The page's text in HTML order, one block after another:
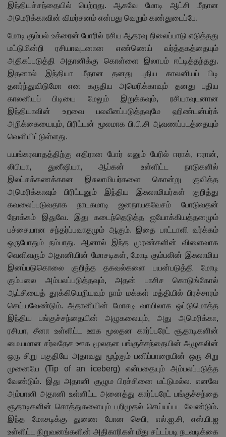
இந்தியச்சந்தையில் பெற்றது. ஆகவே மோடி ஆட்சி மீதான
அமெரிக்காவின் விமர்சனம் என்பது வெறும் கண்துடைப்பே.
மோடி கும்பல் உக்ரைன் போரில் ரசிய ஆதரவு நிலைப்பாடு எடுத்தது
மட்டுமின்றி ரசியாவுடனான எண்ணெய் வர்த்தகத்தையும்
அதிகப்படுத்தி அதானிக்கு கொள்ளை இலாபம் ஈட்டித்தந்தது.
இதனால் இந்தியா மீதான தனது புதிய காலனியப் பிடி
தளர்ந்துவிடுமோ என கருதிய அமெரிக்காவும் தனது புதிய
காலனியப் பிடியை மேலும் இறுக்கவும், ரசியாவுடனான
இந்தியாவின் உறவை பலவீனப்படுத்தவுமே ஹிண்டன்பர்க்
அறிக்கையையும், பிரிட்டன் மூலமாக பி.பி.சி ஆவணப்படத்தையும்
வெளியிட்டுள்ளது.
பயங்கரவாதத்திற்கு எதிரான போர் எனும் பேரில் ஈராக், ஈரான்,
லிபியா, துனீஷியா, ஆப்கன் உள்ளிட்ட நாடுகளில்
இலட்சக்கணக்கான இசுலாமியர்களை கொன்று குவித்த
அமெரிக்காவும் பிரிட்டனும் இந்திய இசுலாமியர்கள் குறித்து
கவலைப்படுவதாக நாடகமாடி ஜனநாயகவேசம் போடுவதன்
நோக்கம் இதுவே. இது கடைந்தெடுத்த ஐயோக்கியத்தனமும்
பச்சையான சந்தர்ப்பவாதமும் ஆகும். இதை பாட்டாளி வர்க்கம்
ஒருபோதும் நம்பாது. ஆனால் இந்த முரண்களின் விளைவாக
வெளிவரும் அதானியின் மோசடிகள், மோடி கும்பலின் இசுலாமிய
இனப்படுகொலை குறித்த தகவல்களை பயன்படுத்தி மோடி
கும்பலை அம்பலப்படுத்தவும், அதன் பாசிச கொடுங்கோல்
ஆட்சியைத் தூக்கியெறியவும் நாம் மக்கள் மத்தியில் பிரச்சாரம்
செய்யவேண்டும். அதானியின் மோசடி வாயிலாக ஒட்டுமொத்த
இந்திய பங்குச்சந்தையின் அழுகலையும், அது அமெரிக்கா,
ரசியா, சீனா உள்ளிட்ட ஊக மூலதன கார்ப்பரேட் சூதாடிகளின்
மையமான சர்வதேச ஊக மூலதன பங்குச்சந்தையின் அழுகலின்
ஒரு சிறு பகுதியே அதாவது மூழ்கும் பனிப்பாறையின் ஒரு சிறு
முனையே (Tip of an iceberg) என்பதையும் அம்பலப்படுத்த
வேண்டும். இது அதானி குழும பிரச்சினை மட்டுமல்ல. எனவே
அம்பானி அதானி உள்ளிட்ட அனைத்து கார்ப்பரேட் பங்குச்சந்தை
சூதாடிகளின் சொத்துகளையும் பறிமுதல் செய்யப்பட வேண்டும்.
இந்த மோசடிக்கு துணை போன செபி, எல்.ஐ.சி, எஸ்.பி.ஐ
உள்ளிட்ட நிறுவனங்களின் அதிகாரிகள் மீது சட்டப்படி நடவடிக்கை